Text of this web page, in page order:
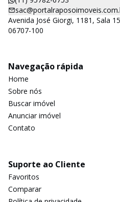
Avenida José Giorgi, 1181, Sala
06707-100
Navegação rápida
Home
Sobre nós
Buscar imóvel
Anunciar imóvel
Contato
Suporte ao Cliente
Favoritos
Comparar